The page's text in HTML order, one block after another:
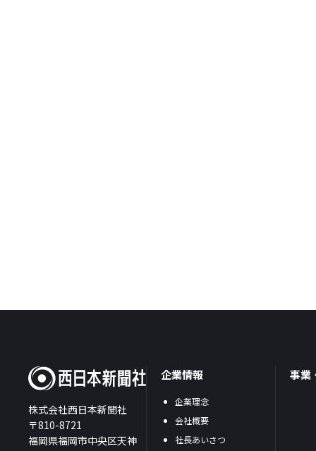
株式会社西日本新聞社
〒810-8721
福岡県福岡市中央区天神
企業情報
企業理念
会社概要
社長あいさつ
事業